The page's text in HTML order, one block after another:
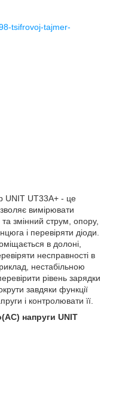
tsifrovoj-tajmer-
UNIT UT33A+ - це
вимірювати
та змінний струм, опору,
і перевіряти діоди.
в долоні,
несправності в
нестабільною
рівень зарядки
завдяки функції
і контролювати її.
напруги UNIT